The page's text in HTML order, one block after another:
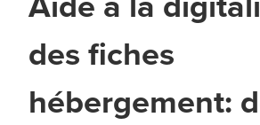
des fiches
hébergement: